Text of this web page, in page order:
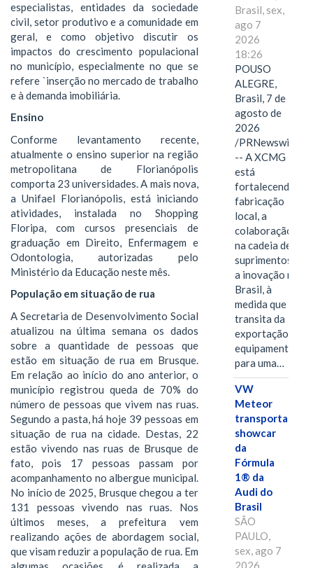
especialistas, entidades da sociedade
civil, setor produtivo e a comunidade em
geral, e como objetivo discutir os
impactos do crescimento populacional
no município, especialmente no que se
refere `inserção no mercado de trabalho
e à demanda imobiliária.
Ensino
Conforme levantamento recente,
atualmente o ensino superior na região
metropolitana de Florianópolis
comporta 23 universidades. A mais nova,
a Unifael Florianópolis, está iniciando
atividades, instalada no Shopping
Floripa, com cursos presenciais de
graduação em Direito, Enfermagem e
Odontologia, autorizadas pelo
Ministério da Educação neste mês.
População em situação de rua
A Secretaria de Desenvolvimento Social
atualizou na última semana os dados
sobre a quantidade de pessoas que
estão em situação de rua em Brusque.
Em relação ao início do ano anterior, o
município registrou queda de 70% do
número de pessoas que vivem nas ruas.
Segundo a pasta, há hoje 39 pessoas em
situação de rua na cidade. Destas, 22
estão vivendo nas ruas de Brusque de
fato, pois 17 pessoas passam por
acompanhamento no albergue municipal.
No início de 2025, Brusque chegou a ter
131 pessoas vivendo nas ruas. Nos
últimos meses, a prefeitura vem
realizando ações de abordagem social,
que visam reduzir a população de rua. Em
Brasil, sex,
ago 7
2026
18:26
POUSO
ALEGRE,
Brasil, 7 de
agosto de
2026
/PRNewswire/
-- A XCMG
está
fortalecendo a
fabricação
local, a
colaboração
na cadeia de
suprimentos e
a inovação no
Brasil, à
medida que
transita da
exportação de
equipamentos
para uma…
VW
Meteor
transporta
showcar
da
Fórmula
1® da
Audi do
Brasil
SÃO
PAULO,
sex, ago 7
2026